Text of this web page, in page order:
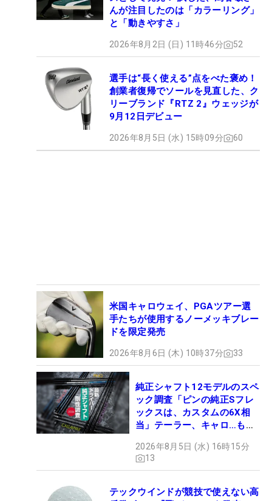
んが注目したのは「カラーリング」
と「動きやすさ」
2026年8月2日 (日) 11時46分 52
選手は“長く使える”点をべた褒め！
創業者復帰でソールを見直した、ク
リーブランド『RTZ 2』ウェッジが
9月12日デビュー
2026年8月5日 (水) 15時09分 60
米国キャロウェイ、PGAツアー選
手たちが使用するノーメッキブレー
ドを限定発売
2026年8月6日 (木) 10時37分 33
純正シャフト12モデルのスペ
ック調査「ピンの純正Sフレ
ックスは、カスタムの6X相
当」テーラー、キャロ…もチ
2026年8月5日 (水) 16時15分
13
テックウインドが競技で使えない高